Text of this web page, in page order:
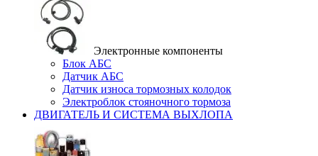
Электронные компоненты
Блок АБС
Датчик АБС
Датчик износа тормозных колодок
Электроблок стояночного тормоза
ДВИГАТЕЛЬ И СИСТЕМА ВЫХЛОПА